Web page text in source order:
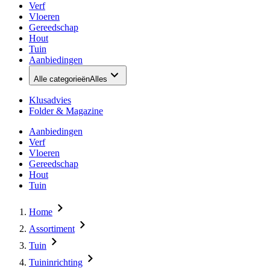
Verf
Vloeren
Gereedschap
Hout
Tuin
Aanbiedingen
Alle categorieënAlles
Klusadvies
Folder & Magazine
Aanbiedingen
Verf
Vloeren
Gereedschap
Hout
Tuin
Home
Assortiment
Tuin
Tuininrichting